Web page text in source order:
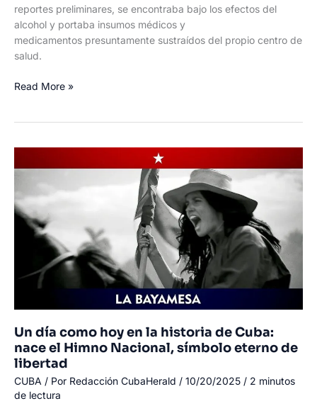
reportes preliminares, se encontraba bajo los efectos del
alcohol y portaba insumos médicos y
medicamentos presuntamente sustraídos del propio centro de
salud.
Indignación
detienen
enfermero
por
riña
presunto
robo
Read More »
Un día como hoy en la historia de Cuba:
nace el Himno Nacional, símbolo eterno de
libertad
CUBA / Por Redacción CubaHerald / 10/20/2025 / 2 minutos
de lectura